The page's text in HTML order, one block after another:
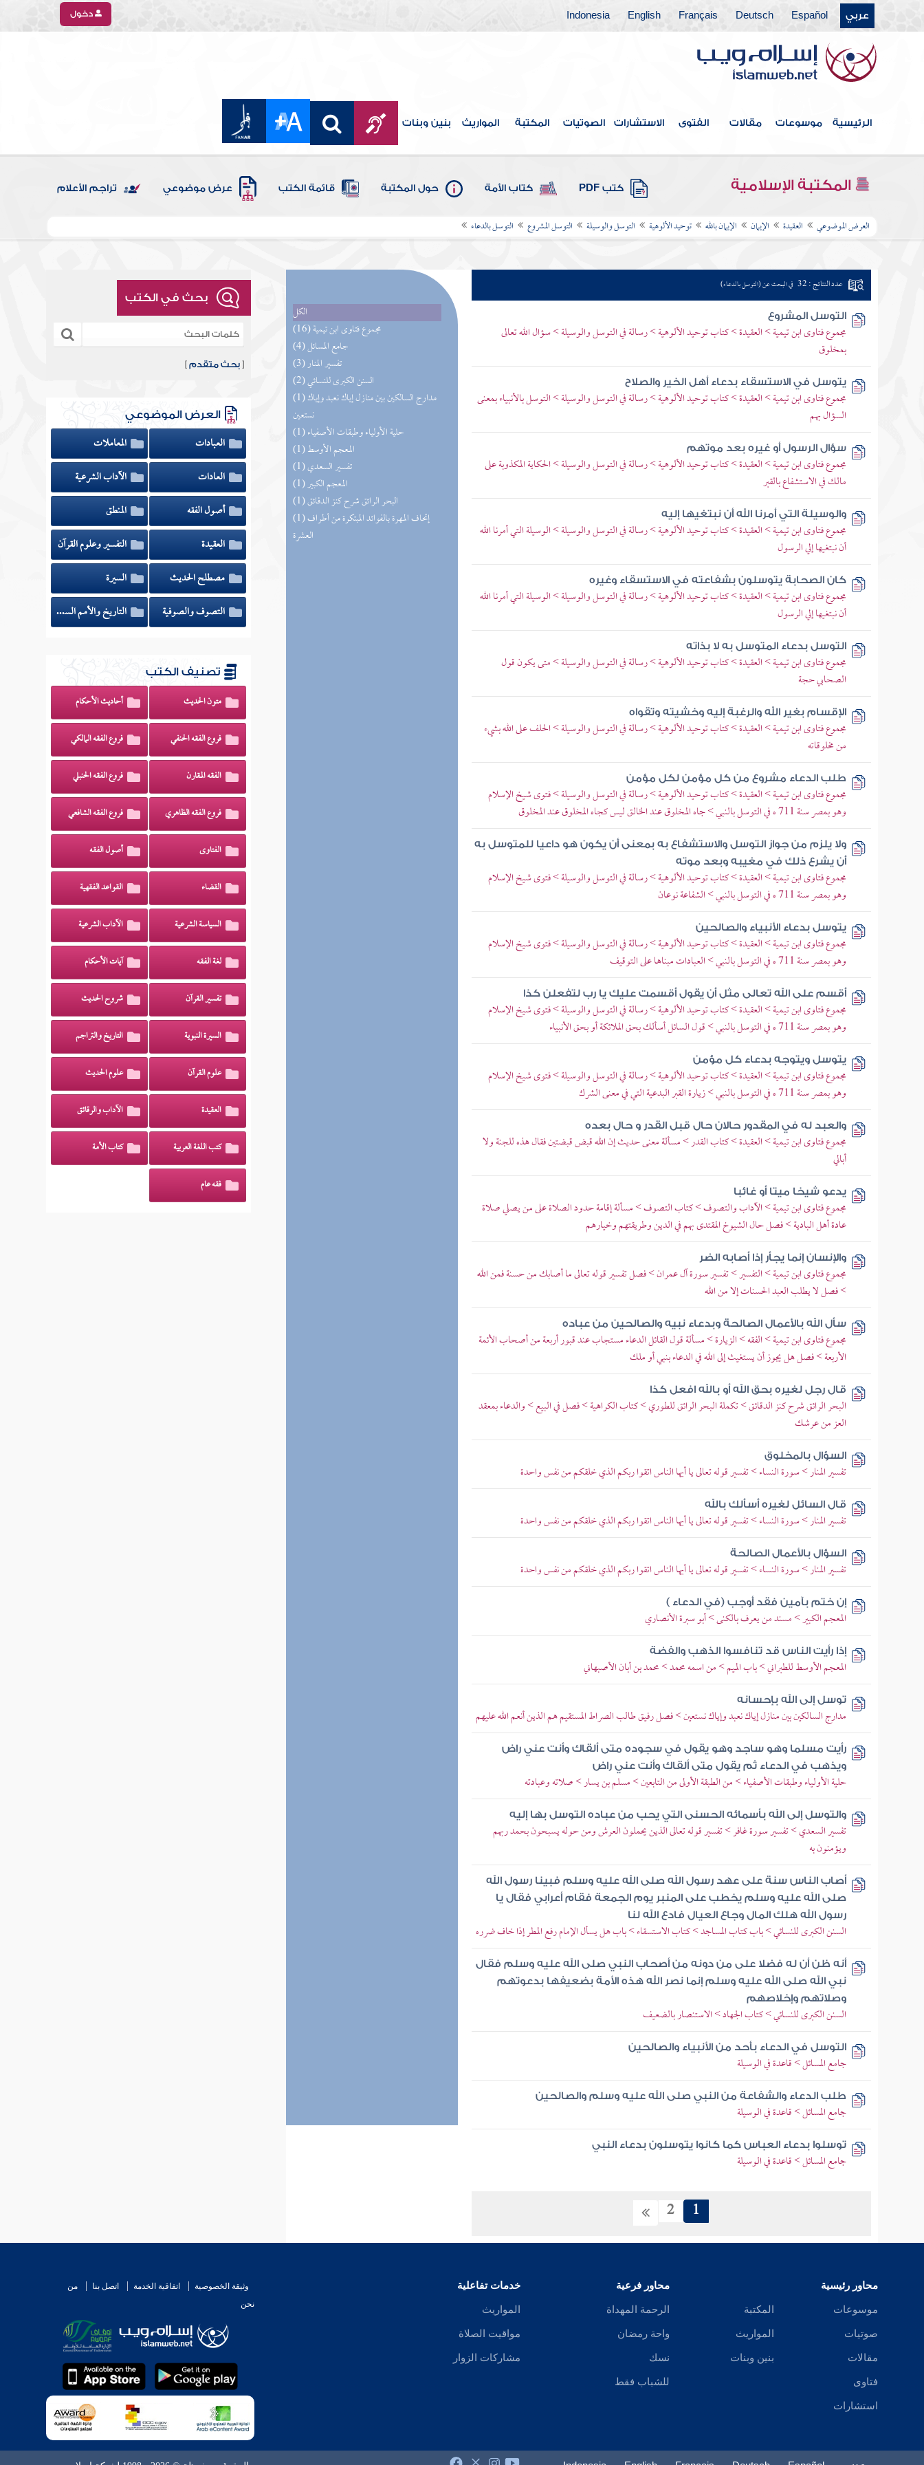
عربي Español
Deutsch
Français
English
Indonesia دخول
الرئيسية موسوعات مقالات الفتوى الاستشارات الصوتيات المكتبة المواريث بنين وبنات
المكتبة الإسلامية كتب PDF كتاب الأمة حول المكتبة قائمة الكتب عرض موضوعي تراجم الأعلام
العرض الموضوعي العقيدة الإيمان الإيمان بالله توحيد الألوهية التوسل والوسيلة التوسل المشروع التوسل بالدعاء
الكل
(16) مجموع فتاوى ابن تيمية
(4) جامع المسائل
(3) تفسير المنار
(2) السنن الكبرى للنسائي
(1) مدارج السالكين بين منازل إياك نعبد وإياك
نستعين
(1) حلية الأولياء وطبقات الأصفياء
(1) المعجم الأوسط
(1) تفسير السعدي
(1) المعجم الكبير
(1) البحر الرائق شرح كنز الدقائق
(1) إتحاف المهرة بالفوائد المبتكرة من أطراف
العشرة
عدد النتائج : 32 في البحث عن (التوسل بالدعاء)
التوسل المشروع
مجموع فتاوى ابن تيمية > العقيدة > كتاب توحيد الألوهية > رسالة في التوسل والوسيلة > سؤال الله تعالى
بمخلوق
يتوسل في الاستسقاء بدعاء أهل الخير والصلاح
مجموع فتاوى ابن تيمية > العقيدة > كتاب توحيد الألوهية > رسالة في التوسل والوسيلة > التوسل بالأنبياء بمعنى
السؤال بهم
سؤال الرسول أو غيره بعد موتهم
مجموع فتاوى ابن تيمية > العقيدة > كتاب توحيد الألوهية > رسالة في التوسل والوسيلة > الحكاية المكذوبة على
مالك في الاستشفاع بالقبر
والوسيلة التي أمرنا الله أن نبتغيها إليه
مجموع فتاوى ابن تيمية > العقيدة > كتاب توحيد الألوهية > رسالة في التوسل والوسيلة > الوسيلة التي أمرنا الله
أن نبتغيها إلي الرسول
كان الصحابة يتوسلون بشفاعته في الاستسقاء وغيره
مجموع فتاوى ابن تيمية > العقيدة > كتاب توحيد الألوهية > رسالة في التوسل والوسيلة > الوسيلة التي أمرنا الله
أن نبتغيها إلي الرسول
التوسل بدعاء المتوسل به لا بذاته
مجموع فتاوى ابن تيمية > العقيدة > كتاب توحيد الألوهية > رسالة في التوسل والوسيلة > متى يكون قول
الصحابي حجة
الإقسام بغير الله والرغبة إليه وخشيته وتقواه
مجموع فتاوى ابن تيمية > العقيدة > كتاب توحيد الألوهية > رسالة في التوسل والوسيلة > الحلف على الله بشيء
من مخلوقاته
طلب الدعاء مشروع من كل مؤمن لكل مؤمن
مجموع فتاوى ابن تيمية > العقيدة > كتاب توحيد الألوهية > رسالة في التوسل والوسيلة > فتوى شيخ الإسلام
وهو بمصر سنة 711 ه في التوسل بالنبي > جاه المخلوق عند الخالق ليس كجاه المخلوق عند المخلوق
ولا يلزم من جواز التوسل والاستشفاع به بمعنى أن يكون هو داعيا للمتوسل به
أن يشرع ذلك في مغيبه وبعد موته
مجموع فتاوى ابن تيمية > العقيدة > كتاب توحيد الألوهية > رسالة في التوسل والوسيلة > فتوى شيخ الإسلام
وهو بمصر سنة 711 ه في التوسل بالنبي > الشفاعة نوعان
يتوسل بدعاء الأنبياء والصالحين
مجموع فتاوى ابن تيمية > العقيدة > كتاب توحيد الألوهية > رسالة في التوسل والوسيلة > فتوى شيخ الإسلام
وهو بمصر سنة 711 ه في التوسل بالنبي > العبادات مبناها على التوقيف
أقسم على الله تعالى مثل أن يقول أقسمت عليك يا رب لتفعلن كذا
مجموع فتاوى ابن تيمية > العقيدة > كتاب توحيد الألوهية > رسالة في التوسل والوسيلة > فتوى شيخ الإسلام
وهو بمصر سنة 711 ه في التوسل بالنبي > قول السائل أسألك بحق الملائكة أو بحق الأنبياء
يتوسل ويتوجه بدعاء كل مؤمن
مجموع فتاوى ابن تيمية > العقيدة > كتاب توحيد الألوهية > رسالة في التوسل والوسيلة > فتوى شيخ الإسلام
وهو بمصر سنة 711 ه في التوسل بالنبي > زيارة القبر البدعية التي في معنى الشرك
والعبد له في المقدور حالان حال قبل القدر و حال بعده
مجموع فتاوى ابن تيمية > العقيدة > كتاب القدر > مسألة معنى حديث إن الله قبض قبضتين فقال هذه للجنة ولا
أبالي
يدعو شيخا ميتا أو غائبا
مجموع فتاوى ابن تيمية > الآداب والتصوف > كتاب التصوف > مسألة إقامة حدود الصلاة على من يصلي صلاة
عادة أهل البادية > فصل حال الشيوخ المقتدى بهم في الدين وطريقتهم وخيارهم
والإنسان إنما يجأر إذا أصابه الضر
مجموع فتاوى ابن تيمية > التفسير > تفسير سورة آل عمران > فصل تفسير قوله تعالى ما أصابك من حسنة فمن الله
> فصل لا يطلب العبد الحسنات إلا من الله
سأل الله بالأعمال الصالحة وبدعاء نبيه والصالحين من عباده
مجموع فتاوى ابن تيمية > الفقه > الزيارة > مسألة قول القائل الدعاء مستجاب عند قبور أربعة من أصحاب الأئمة
الأربعة > فصل هل يجوز أن يستغيث إلى الله في الدعاء بنبي أو ملك
قال رجل لغيره بحق الله أو بالله افعل كذا
البحر الرائق شرح كنز الدقائق > تكملة البحر الرائق للطوري > كتاب الكراهية > فصل في البيع > والدعاء بمعقد
العز من عرشك
السؤال بالمخلوق
تفسير المنار > سورة النساء > تفسير قوله تعالى يا أيها الناس اتقوا ربكم الذي خلقكم من نفس واحدة
قال السائل لغيره أسألك بالله
تفسير المنار > سورة النساء > تفسير قوله تعالى يا أيها الناس اتقوا ربكم الذي خلقكم من نفس واحدة
السؤال بالأعمال الصالحة
تفسير المنار > سورة النساء > تفسير قوله تعالى يا أيها الناس اتقوا ربكم الذي خلقكم من نفس واحدة
إن ختم بآمين فقد أوجب (في الدعاء )
المعجم الكبير > مسند من يعرف بالكنى > أبو سبرة الأنصاري
إذا رأيت الناس قد تنافسوا الذهب والفضة
المعجم الأوسط للطبراني > باب الميم > من اسمه محمد > محمد بن أبان الأصبهاني
توسل إلى الله بإحسانه
مدارج السالكين بين منازل إياك نعبد وإياك نستعين > فصل رفيق طالب الصراط المستقيم هم الذين أنعم الله عليهم
رأيت مسلما وهو ساجد وهو يقول في سجوده متى ألقاك وأنت عني راض
ويذهب في الدعاء ثم يقول متى ألقاك وأنت عني راض
حلية الأولياء وطبقات الأصفياء > من الطبقة الأولى من التابعين > مسلم بن يسار > صلاته وعبادته
والتوسل إلى الله بأسمائه الحسنى التي يحب من عباده التوسل بها إليه
تفسير السعدي > تفسير سورة غافر > تفسير قوله تعالى الذين يحملون العرش ومن حوله يسبحون بحمد ربهم
ويؤمنون به
أصاب الناس سنة على عهد رسول الله صلى الله عليه وسلم فبينا رسول الله
صلى الله عليه وسلم يخطب على المنبر يوم الجمعة فقام أعرابي فقال يا
رسول الله هلك المال وجاع العيال فادع الله لنا
السنن الكبرى للنسائي > باب كتاب المساجد > كتاب الاستسقاء > باب هل يسأل الإمام رفع المطر إذا خاف ضرره
أنه ظن أن له فضلا على من دونه من أصحاب النبي صلى الله عليه وسلم فقال
نبي الله صلى الله عليه وسلم إنما نصر الله هذه الأمة بضعيفها بدعوتهم
وصلاتهم وإخلاصهم
السنن الكبرى للنسائي > كتاب الجهاد > الاستنصار بالضعيف
التوسل في الدعاء بأحد من الأنبياء والصالحين
جامع المسائل > قاعدة في الوسيلة
طلب الدعاء والشفاعة من النبي صلى الله عليه وسلم والصالحين
جامع المسائل > قاعدة في الوسيلة
توسلوا بدعاء العباس كما كانوا يتوسلون بدعاء النبي
جامع المسائل > قاعدة في الوسيلة
1
2
بحث في الكتب
[بحث متقدم ]
العرض الموضوعي
العبادات
المعاملات
العادات
الآداب الشرعية
أصول الفقه
المنطق
العقيدة
التفسير وعلوم القرآن
مصطلح الحديث
السيرة
التصوف والصوفية
التاريخ والأمم السابقة
تصنيف الكتب
متون الحديث أحاديث الأحكام
فروع الفقه الحنفي فروع الفقه المالكي
الفقه المقارن فروع الفقه الحنبلي
فروع الفقه الظاهري فروع الفقه الشافعي
الفتاوى أصول الفقه
القضاء القواعد الفقهية
السياسة الشرعية الآداب الشرعية
لغة الفقه آيات الأحكام
تفسير القرآن شروح الحديث
السيرة النبوية التاريخ والتراجم
علوم القرآن علوم الحديث
العقيدة الآداب والرقائق
كتب اللغة العربية كتاب الأمة
فقه عام
محاور رئيسية
موسوعات
صوتيات
مقالات
فتاوى
استشارات
المكتبة
المواريث
بنين وبنات
محاور فرعية
الرحمة المهداة
واحة رمضان
نسك
للشباب فقط
خدمات تفاعلية
المواريث
مواقيت الصلاة
مشاركات الزوار
وثيقة الخصوصية اتفاقية الخدمة اتصل بنا
من
نحن